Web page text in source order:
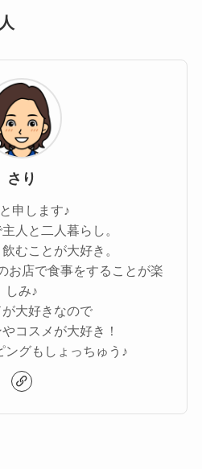
さり
申します♪
人と二人暮らし。
むことが大好き。
お店で食事をすることが楽
しみ♪
が大好きなので
コスメが大好き！
ングもしょっちゅう♪